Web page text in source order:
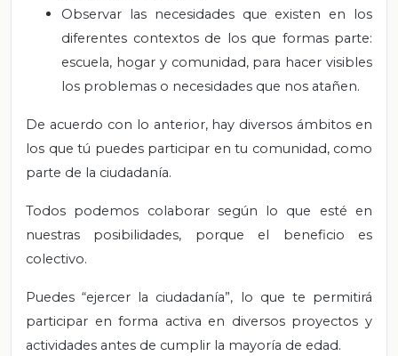
Observar las necesidades que existen en los
diferentes contextos de los que formas parte:
escuela, hogar y comunidad, para hacer visibles
los problemas o necesidades que nos atañen.
De acuerdo con lo anterior, hay diversos ámbitos en
los que tú puedes participar en tu comunidad, como
parte de la ciudadanía.
Todos podemos colaborar según lo que esté en
nuestras posibilidades, porque el beneficio es
colectivo.
Puedes “ejercer la ciudadanía”, lo que te permitirá
participar en forma activa en diversos proyectos y
actividades antes de cumplir la mayoría de edad.